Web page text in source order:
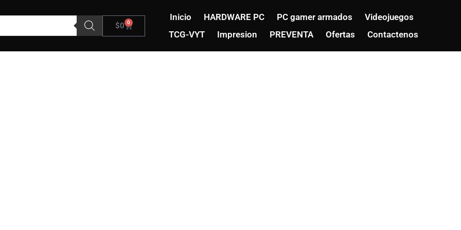
$0 0
Carrito
Inicio HARDWARE PC PC gamer armados
Videojuegos
TCG-VYT
Impresion PREVENTA Ofertas Contactenos